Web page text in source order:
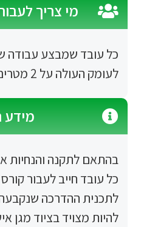
מי צריך לעבור את
שמבצע עבודה שבגללה הוא
על 2 מטרים.
מידע נוסף
והנחיות אגף הפיקוח
לעבור קורס עבודה
שנקבעה. כמו כן
בציוד מגן אישי, בהתאם